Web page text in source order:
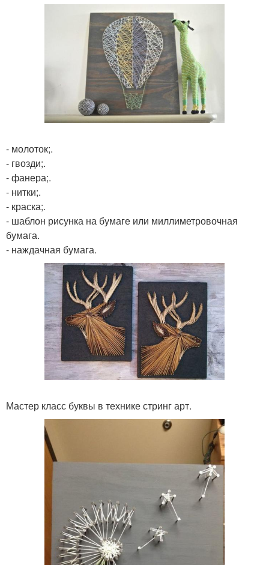
- молоток;.
- гвозди;.
- фанера;.
- нитки;.
- краска;.
- шаблон рисунка на бумаге или миллиметровочная
бумага.
- наждачная бумага.
Мастер класс буквы в технике стринг арт.